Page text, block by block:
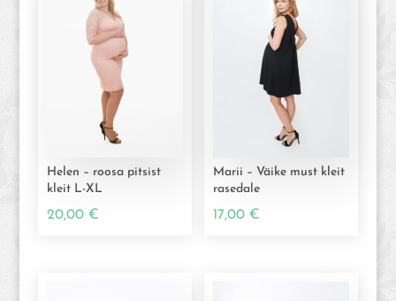
Helen – roosa pitsist
kleit L-XL
20,00 €
Marii – Väike must kleit
rasedale
17,00 €